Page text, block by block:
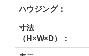
ハウジング：
寸法
（H×W×D）：